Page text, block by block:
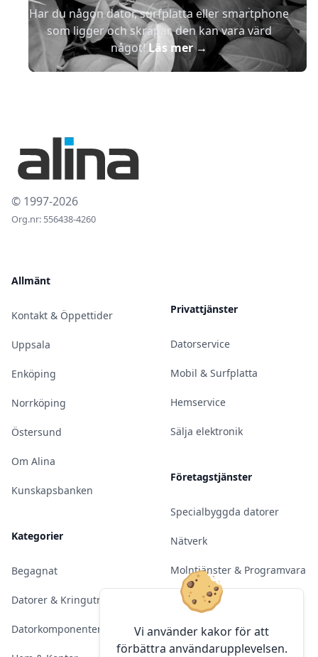
Vi använder kakor för att
förbättra användarupplevelsen.
Har du någon dator, surfplatta eller smartphone
som ligger och skräpar, den kan vara värd
något!Läs mer→
© 1997-2026
Org.nr: 556438-4260
Allmänt
Kontakt & Öppettider
Uppsala
Enköping
Norrköping
Östersund
Om Alina
Kunskapsbanken
Kategorier
Begagnat
Datorer & Kringutrustning
Datorkomponenter
Privattjänster
Datorservice
Mobil & Surfplatta
Hemservice
Sälja elektronik
Företagstjänster
Specialbyggda datorer
Nätverk
Molntjänster & Programvara
Server & Backup
Kameraövervakning